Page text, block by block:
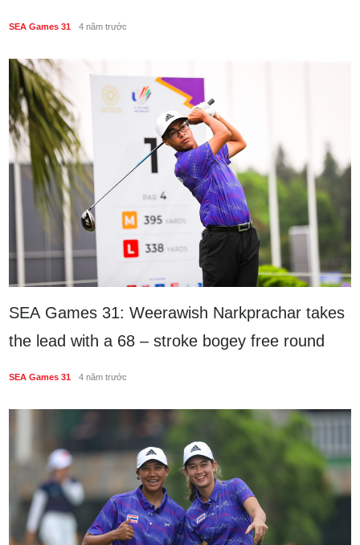
SEA Games 31 4 năm trước
SEA Games 31: Weerawish Narkprachar takes
the lead with a 68 – stroke bogey free round
SEA Games 31 4 năm trước